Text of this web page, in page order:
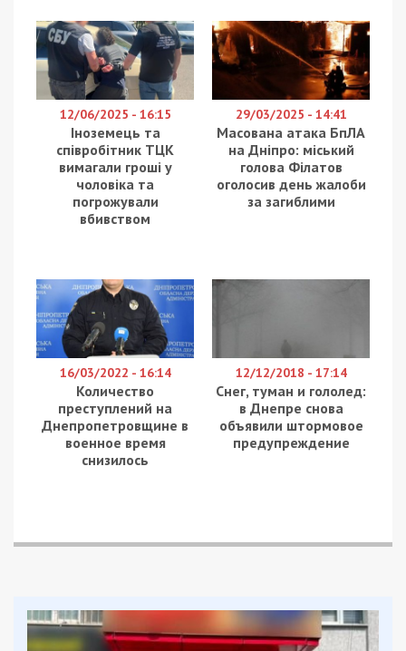
12/06/2025 - 16:15
Іноземець та
співробітник ТЦК
вимагали гроші у
чоловіка та
погрожували
вбивством
29/03/2025 - 14:41
Масована атака БпЛА
на Дніпро: міський
голова Філатов
оголосив день жалоби
за загиблими
16/03/2022 - 16:14
Количество
преступлений на
Днепропетровщине в
военное время
снизилось
12/12/2018 - 17:14
Снег, туман и гололед:
в Днепре снова
объявили штормовое
предупреждение